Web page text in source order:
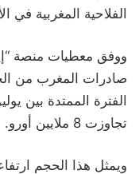
الفلاحية المغربية في
ووفق معطيات منصة
تجاوزت 8 ملايين أورو.